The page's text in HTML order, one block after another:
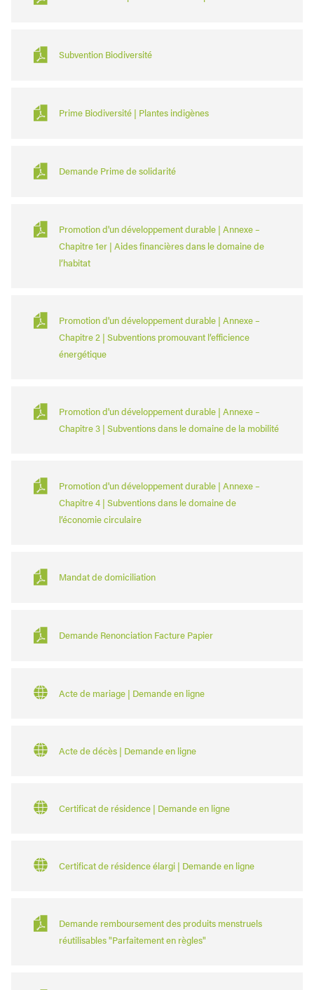
Subvention Biodiversité
Prime Biodiversité | Plantes indigènes
Demande Prime de solidarité
Promotion d'un développement durable | Annexe –
Chapitre 1er | Aides financières dans le domaine de
l’habitat
Promotion d'un développement durable | Annexe –
Chapitre 2 | Subventions promouvant l’efficience
énergétique
Promotion d'un développement durable | Annexe –
Chapitre 3 | Subventions dans le domaine de la mobilité
Promotion d'un développement durable | Annexe –
Chapitre 4 | Subventions dans le domaine de
l’économie circulaire
Mandat de domiciliation
Demande Renonciation Facture Papier
Acte de mariage | Demande en ligne
Acte de décès | Demande en ligne
Certificat de résidence | Demande en ligne
Certificat de résidence élargi | Demande en ligne
Demande remboursement des produits menstruels
réutilisables "Parfaitement en règles"